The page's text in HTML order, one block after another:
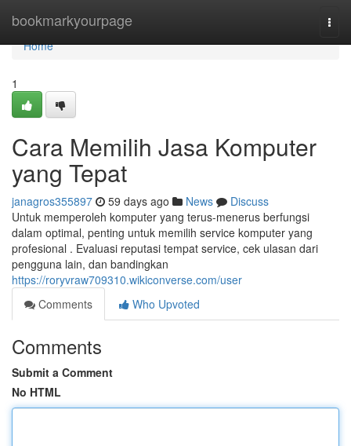
bookmarkyourpage
Home
Home
1
Cara Memilih Jasa Komputer
yang Tepat
janagros355897 59 days ago News
Discuss
Untuk memperoleh komputer yang terus-menerus berfungsi
dalam optimal, penting untuk memilih service komputer yang
profesional . Evaluasi reputasi tempat service, cek ulasan dari
pengguna lain, dan bandingkan
https://roryvraw709310.wikiconverse.com/user
Comments
Who Upvoted
Comments
Submit a Comment
No HTML